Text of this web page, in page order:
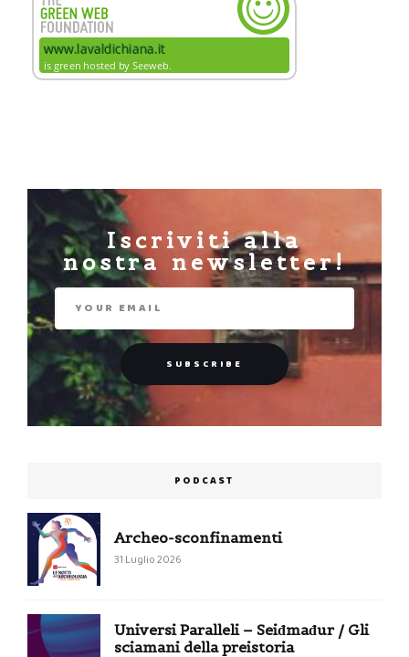
Iscriviti alla
nostra newsletter!
PODCAST
Archeo-sconfinamenti
31 Luglio 2026
Universi Paralleli – Seiđmađur / Gli
sciamani della preistoria